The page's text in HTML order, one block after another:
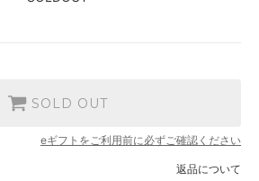
SOLD OUT
eギフトをご利用前に必ずご確認ください
返品について